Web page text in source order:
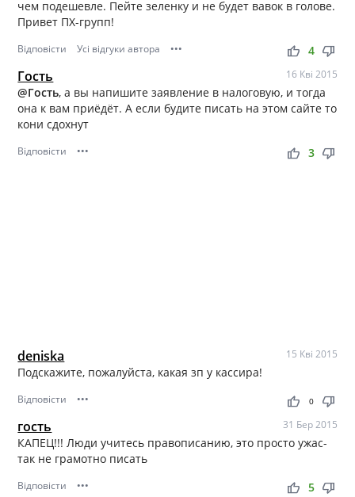
чем подешевле. Пейте зеленку и не будет вавок в голове.
Привет ПХ-групп!
Відповісти Усі відгуки автора ••• thumb_up thumb_down
4
Гость 16 Кві 2015
@Гость, а вы напишите заявление в налоговую, и тогда
она к вам приёдёт. А если будите писать на этом сайте то
кони сдохнут
Відповісти ••• thumb_up thumb_down
3
deniska 15 Кві 2015
Подскажите, пожалуйста, какая зп у кассира!
Відповісти ••• thumb_up thumb_down
0
гость 31 Бер 2015
КАПЕЦ!!! Люди учитесь правописанию, это просто ужас-
так не грамотно писать
Відповісти ••• thumb_up thumb_down
5